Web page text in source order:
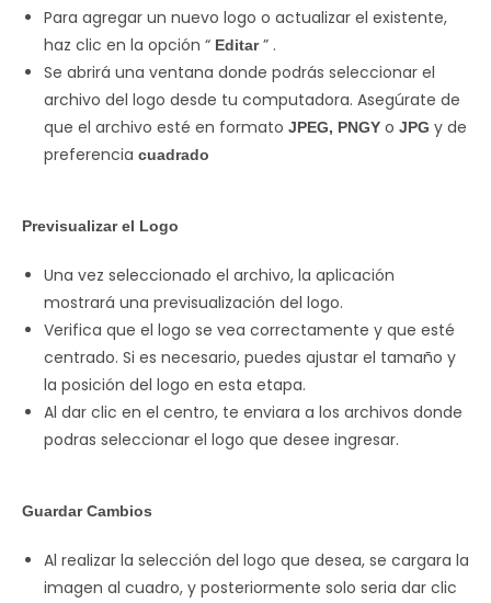
Para agregar un nuevo logo o actualizar el existente,
haz clic en la opción “ Editar” .
Se abrirá una ventana donde podrás seleccionar el
archivo del logo desde tu computadora. Asegúrate de
que el archivo esté en formato JPEG, PNGY o JPG y de
preferencia cuadrado
Previsualizar el Logo
Una vez seleccionado el archivo, la aplicación
mostrará una previsualización del logo.
Verifica que el logo se vea correctamente y que esté
centrado. Si es necesario, puedes ajustar el tamaño y
la posición del logo en esta etapa.
Al dar clic en el centro, te enviara a los archivos donde
podras seleccionar el logo que desee ingresar.
Guardar Cambios
Al realizar la selección del logo que desea, se cargara la
imagen al cuadro, y posteriormente solo seria dar clic